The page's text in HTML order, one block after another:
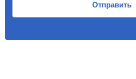
Отправить